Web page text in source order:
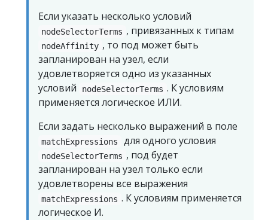
Если указать несколько условий
nodeSelectorTerms , привязанных к типам
nodeAffinity , то под может быть
запланирован на узел, если
удовлетворяется одно из указанных
условий
nodeSelectorTerms . К условиям
применяется логическое ИЛИ.
Если задать несколько выражений в поле
matchExpressions для одного условия
nodeSelectorTerms , под будет
запланирован на узел только если
удовлетворены все выражения
matchExpressions . К условиям применяется
логическое И.